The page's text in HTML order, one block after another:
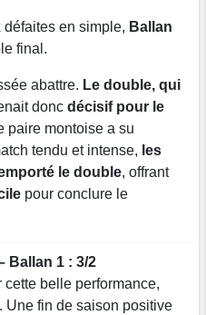
en simple, Ballan
final.
abattre. Le double, qui
donc décisif pour le
paire montoise a su
tendu et intense, les
le double, offrant
pour conclure le
Ballan 1 : 3/2
cette belle performance,
Une fin de saison positive